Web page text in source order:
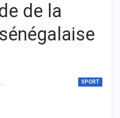
de la
SPORT